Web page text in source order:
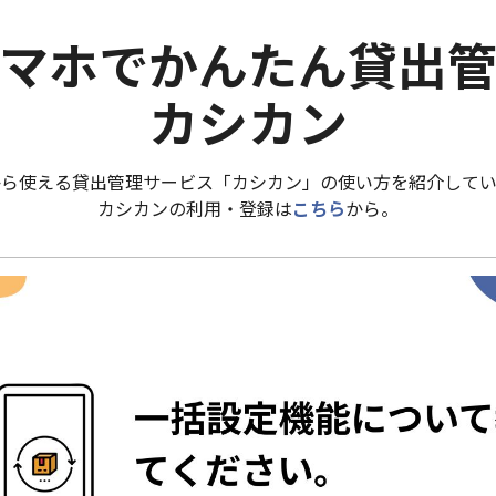
ホでかんたん貸出
カシカン
使える貸出管理サービス「カシカン」の使い方を紹介して
カシカンの利用・登録はこちらから。